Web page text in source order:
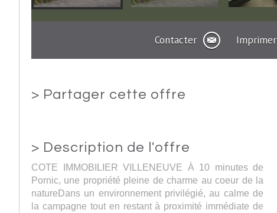
Contacter Imprimer
> Partager cette offre
> Description de l'offre
COTE IMMOBILIER VILLENEUVE À 10 minutes de
Pornic, une propriété pleine de charme au coeur de la
natureDans un environnement privilégié, au calme de
la campagne tout en restant à proximité immédiate de